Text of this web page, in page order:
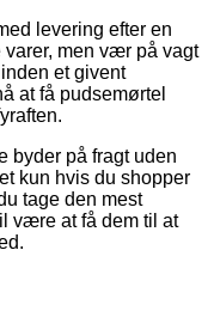
levering efter en
men vær på vagt
et givent
at få pudsemørtel
byder på fragt uden
kun hvis du shopper
tage den mest
være at få dem til at